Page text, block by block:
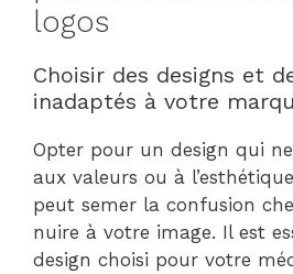
logos
Choisir des designs et
inadaptés à votre
Opter pour un design qui
aux valeurs ou à
peut semer la confusion
nuire à votre image. Il est
design choisi pour votre